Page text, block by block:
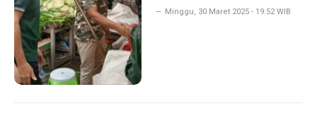
Minggu, 30 Maret 2025 - 19:52 WIB